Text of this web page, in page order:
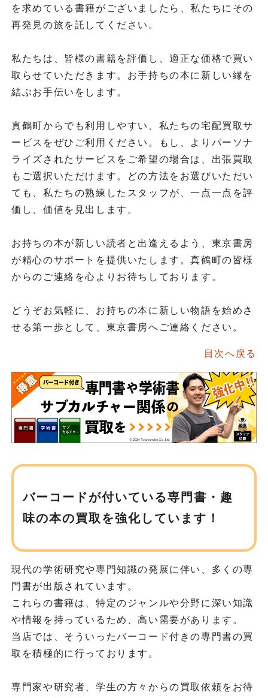
を求めている書籍がございましたら、私たちにその
再発見の旅を託してください。
私たちは、皆様の書籍を評価し、適正な価格で買い
取らせていただきます。お手持ちの本に新しい縁を
結ぶお手伝いをします。
真鶴町からでも利用しやすい、私たちの宅配買取サ
ービスをぜひご利用ください。もし、よりパーソナ
ライズされたサービスをご希望の場合は、出張買取
もご選択いただけます。どの方法をお選びいただい
ても、私たちの熟練したスタッフが、一点一点を評
価し、価値を見出します。
お持ちの本が新しい読者と出逢えるよう、東京書房
が精心のサポートを提供いたします。真鶴町の皆様
からのご連絡を心よりお待ちしております。
どうぞお気軽に、お持ちの本に新しい物語を始めさ
せる第一歩として、東京書房へご連絡ください。
目次へ戻る
バーコードが付いている専門書・趣
味の本の買取を強化しています！
現代の学術研究や専門知識の発展に伴い、多くの専
門書が出版されています。
これらの書籍は、特定のジャンルや分野に深い知識
や情報を持っているため、高い需要があります。
当店では、そういったバーコード付きの専門書の買
取を積極的に行っております。
専門家や研究者、学生の方々からの買取依頼をお待